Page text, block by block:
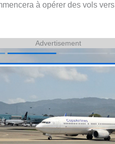
à opérer des vols vers
Advertisement